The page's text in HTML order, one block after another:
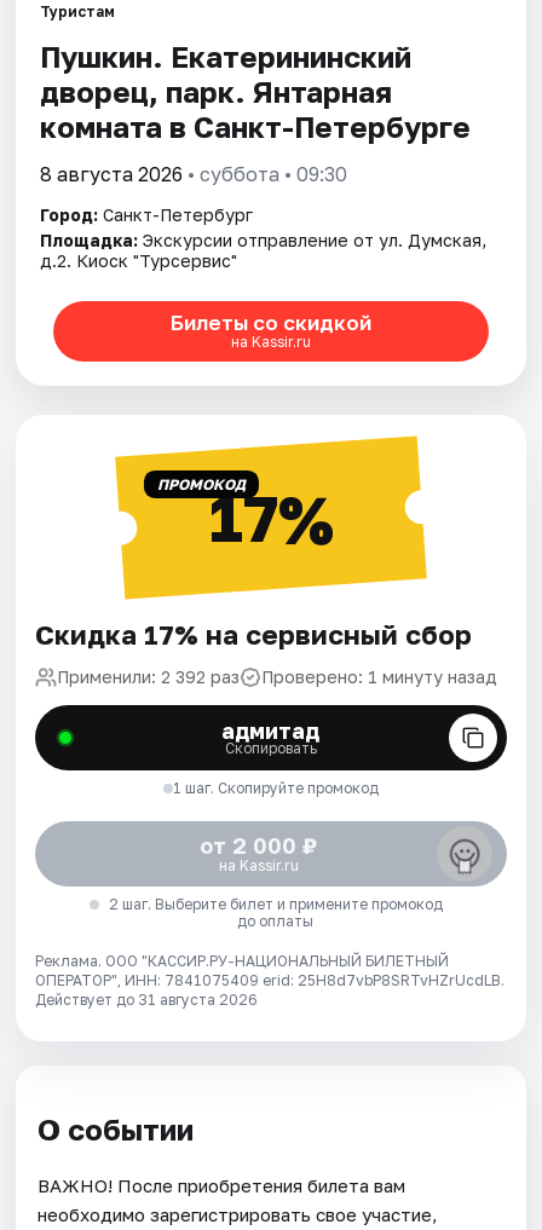
Туристам
Пушкин. Екатерининский
дворец, парк. Янтарная
комната в Санкт-Петербурге
8 августа 2026 • суббота • 09:30
Город: Санкт-Петербург
Площадка: Экскурсии отправление от ул. Думская,
д.2. Киоск "Турсервис"
Билеты со скидкой
на Kassir.ru
ПРОМОКОД17%
Скидка 17% на сервисный сбор
Применили: 2 392 раз Проверено: 1 минуту назад
адмитад
Скопировать
1 шаг. Скопируйте промокод
от 2 000 ₽
на Kassir.ru
2 шаг. Выберите билет и примените промокод
до оплаты
Реклама. ООО "КАССИР.РУ-НАЦИОНАЛЬНЫЙ БИЛЕТНЫЙ
ОПЕРАТОР", ИНН: 7841075409 erid: 25H8d7vbP8SRTvHZrUcdLB.
Действует до 31 августа 2026
О событии
ВАЖНО! После приобретения билета вам
необходимо зарегистрировать свое участие,